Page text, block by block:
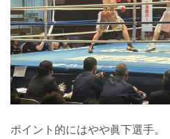
ポイント的にはやや眞下選手。